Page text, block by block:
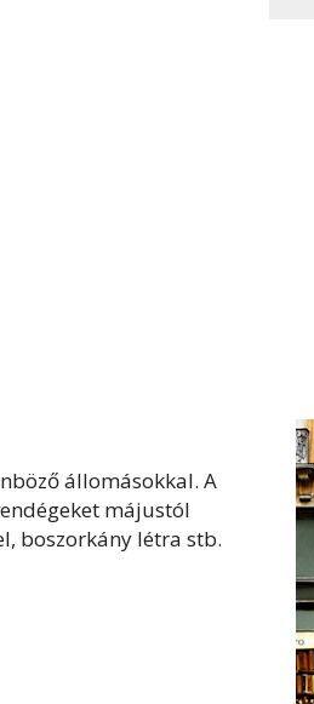
állomásokkal. A
májustól
boszorkány létra stb.